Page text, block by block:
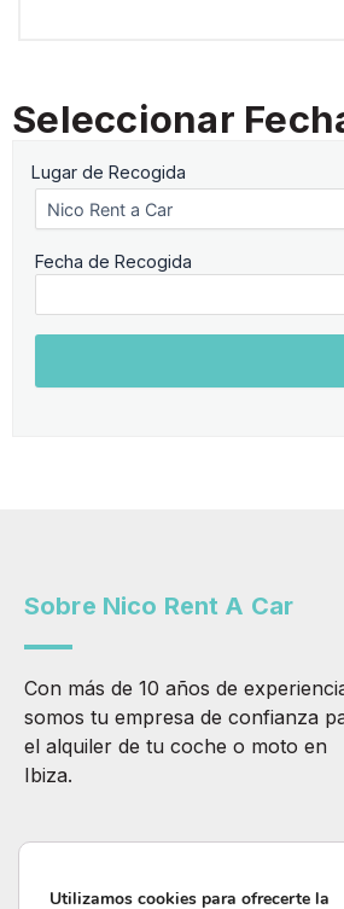
Seleccionar
Lugar de Recogida
Fecha de Recogida
Sobre Nico Rent A Car
Con más de 10 años de
somos tu empresa de confianza
el alquiler de tu coche o moto en
Ibiza.
c s
Utilizamos cookies para ofrecerte la